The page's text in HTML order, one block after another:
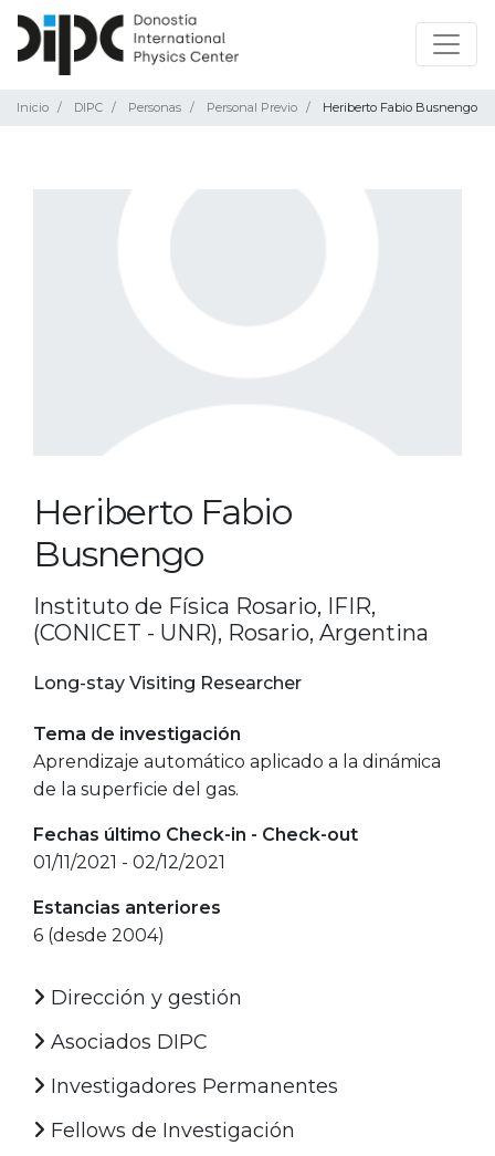
Inicio DIPC Personas Personal Previo Heriberto Fabio Busnengo
Heriberto Fabio
Busnengo
Instituto de Física Rosario, IFIR,
(CONICET - UNR), Rosario, Argentina
Long-stay Visiting Researcher
Tema de investigación
Aprendizaje automático aplicado a la dinámica
de la superficie del gas.
Fechas último Check-in - Check-out
01/11/2021 - 02/12/2021
Estancias anteriores
6 (desde 2004)
Dirección y gestión
Asociados DIPC
Investigadores Permanentes
Fellows de Investigación